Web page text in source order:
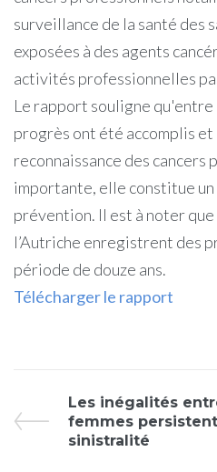
surveillance de la santé des
exposées à des agents
activités professionnelles
Le rapport souligne
progrès ont été accomplis et
reconnaissance des
importante, elle constitue
prévention. Il est à noter que
l’Autriche enregistrent des
période de douze ans.
Télécharger le rapport
Les inégalités
femmes
sinistralité